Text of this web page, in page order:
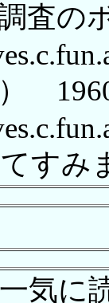
調査
）
すみ
気に